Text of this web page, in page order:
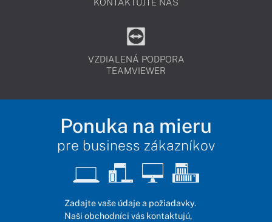
KONTAKTUJTE NÁS
VZDIALENÁ PODPORA
TEAMVIEWER
Ponuka na mieru
pre business zákazníkov
Zadajte vaše údaje a požiadavky.
Naši obchodníci vás kontaktujú,